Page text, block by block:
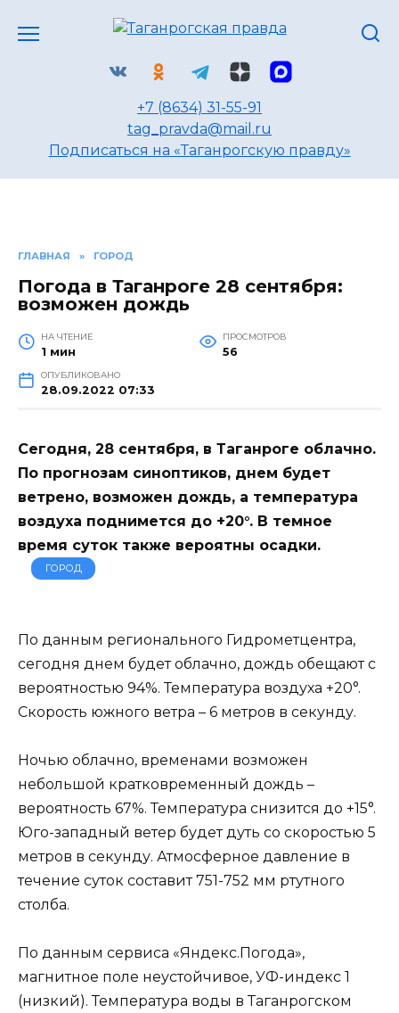
+7 (8634) 31-55-91
tag_pravda@mail.ru
Подписаться на «Таганрогскую правду»
ГЛАВНАЯ » ГОРОД
Погода в Таганроге 28 сентября:
возможен дождь
НА ЧТЕНИЕ
1 мин
ПРОСМОТРОВ
56
ОПУБЛИКОВАНО
28.09.2022 07:33
Сегодня, 28 сентября, в Таганроге облачно.
По прогнозам синоптиков, днем будет
ветрено, возможен дождь, а температура
воздуха поднимется до +20°. В темное
время суток также вероятны осадки.
ГОРОД
По данным регионального Гидрометцентра,
сегодня днем будет облачно, дождь обещают с
вероятностью 94%. Температура воздуха +20°.
Скорость южного ветра – 6 метров в секунду.
Ночью облачно, временами возможен
небольшой кратковременный дождь –
вероятность 67%. Температура снизится до +15°.
Юго-западный ветер будет дуть со скоростью 5
метров в секунду. Атмосферное давление в
течение суток составит 751-752 мм ртутного
столба.
По данным сервиса «Яндекс.Погода»,
магнитное поле неустойчивое, УФ-индекс 1
(низкий). Температура воды в Таганрогском